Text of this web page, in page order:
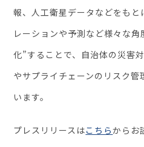
報、人工衛星データなどをも
レーションや予測など様々な
化”することで、自治体の災害
やサプライチェーンのリスク
います。
プレスリリースはこちらからお